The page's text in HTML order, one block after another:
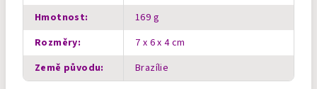
Hmotnost:
169 g
Rozměry:
7 x 6 x 4 cm
Země původu: Brazílie